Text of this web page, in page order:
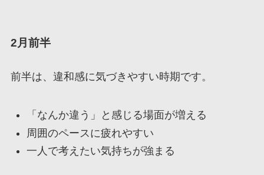
2月前半
前半は、違和感に気づきやすい時期です。
「なんか違う」と感じる場面が増える
周囲のペースに疲れやすい
一人で考えたい気持ちが強まる